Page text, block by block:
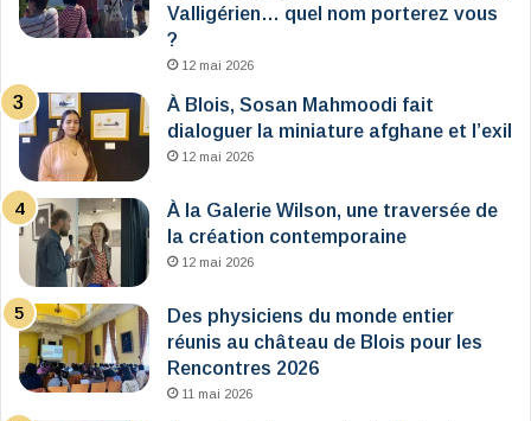
Valligérien… quel nom porterez vous
?
12 mai 2026
À Blois, Sosan Mahmoodi fait
dialoguer la miniature afghane et l’exil
12 mai 2026
À la Galerie Wilson, une traversée de
la création contemporaine
12 mai 2026
Des physiciens du monde entier
réunis au château de Blois pour les
Rencontres 2026
11 mai 2026